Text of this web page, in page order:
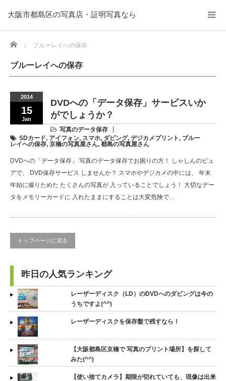
大阪市都島区の写真店・証明写真なら
Home ブルーレイへの保存
ブルーレイへの保存
2014
15
Jan
DVDへの「データ保存」サービスいか
がでしょうか？
写真のデータ保存
SDカード, アイフォン, スマホ, ダビング, デジカメプリント, ブルー
レイへの保存, 京橋の写真屋さん, 都島の写真屋さん
DVDへの「データ保存」 写真のデータ保存でお困りの方！ しゃしんのピュ
アで、 DVD保存サービス しませんか？ スマホやデジカメの中には、 年末
年始に撮りためた たくさんの写真が 入っていることでしょう！ 大切なデー
タをメモリーカードに 入れたままにすることは大変危険で…
トップページに戻る
昨日の人気ランキング
レーザーディスク（LD）のDVDへのダビングは今の
うちですよ(^^)
レーザーディスクを保存盤で残すなら！
【大阪都島区京橋で 写真のプリント場所】を探して
みた(^^)
【使い捨てカメラ】期限が切れていても、現像は出来